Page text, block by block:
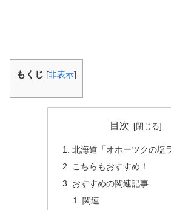
もくじ [非表示]
目次
北海道「オホーツクの塩
こちらもおすすめ！
おすすめの関連記事
関連